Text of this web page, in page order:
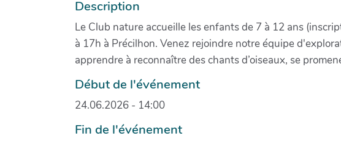
Description
Le Club nature accueille les enfants de 7 à 12 ans
à 17h à Précilhon. Venez rejoindre notre équipe
apprendre à reconnaître des chants d’oiseaux, se
Début de l'événement
24.06.2026 - 14:00
Fin de l'événement